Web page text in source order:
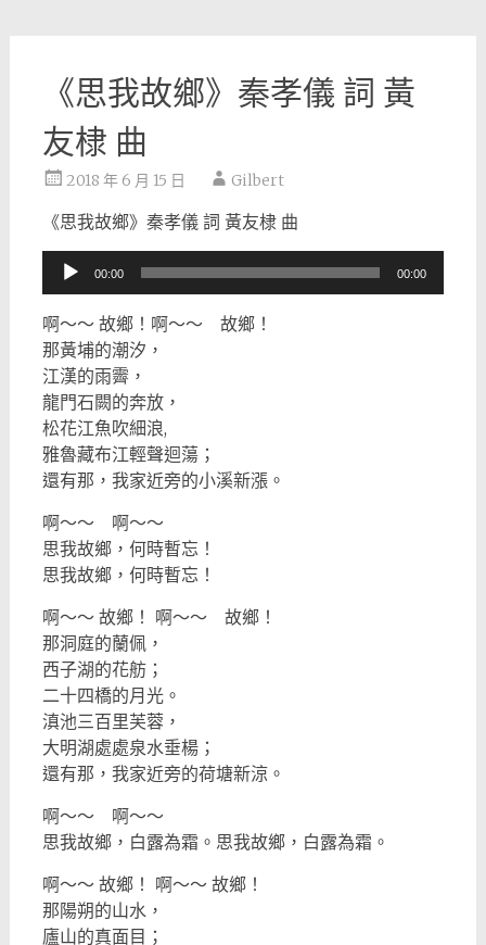
《思我故鄉》秦孝儀 詞 黃
友棣 曲
2018 年 6 月 15 日 Gilbert
《思我故鄉》秦孝儀 詞 黃友棣 曲
訊
播
放
器
00:00 00:00
啊～～ 故鄉！啊～～ 故鄉！
那黃埔的潮汐，
江漢的雨霽，
龍門石闕的奔放，
松花江魚吹細浪,
雅魯藏布江輕聲迴蕩；
還有那，我家近旁的小溪新漲。
啊～～ 啊～～
思我故鄉，何時暫忘！
思我故鄉，何時暫忘！
啊～～ 故鄉！ 啊～～ 故鄉！
那洞庭的蘭佩，
西子湖的花舫；
二十四橋的月光。
滇池三百里芙蓉，
大明湖處處泉水垂楊；
還有那，我家近旁的荷塘新涼。
啊～～ 啊～～
思我故鄉，白露為霜。思我故鄉，白露為霜。
啊～～ 故鄉！ 啊～～ 故鄉！
那陽朔的山水，
廬山的真面目；